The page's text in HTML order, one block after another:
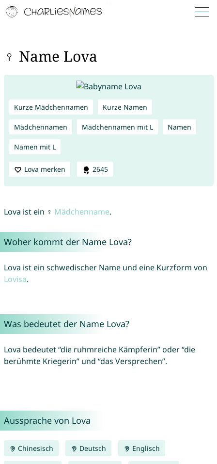
♀ Name Lova
Kurze Mädchennamen Kurze Namen
Mädchennamen Mädchennamen mit L Namen
Namen mit L
Lova merken 2645
Lova ist ein ♀ Mädchenname.
Woher kommt der Name Lova?
Lova ist ein schwedischer Name und eine Kurzform von
Lovisa.
Was bedeutet der Name Lova?
Lova bedeutet “die ruhmreiche Kämpferin” oder “die
berühmte Kriegerin” und “das Versprechen”.
Aussprache von Lova
Chinesisch Deutsch Englisch